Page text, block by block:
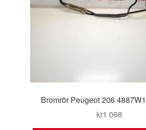
Bromrör Peugeot 206
kr1 068